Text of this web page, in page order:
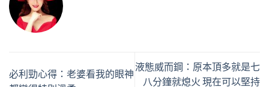
必利勁心得：老婆看我的眼神
液態威而鋼：原本頂多就是七
八分鐘就熄火 現在可以堅持